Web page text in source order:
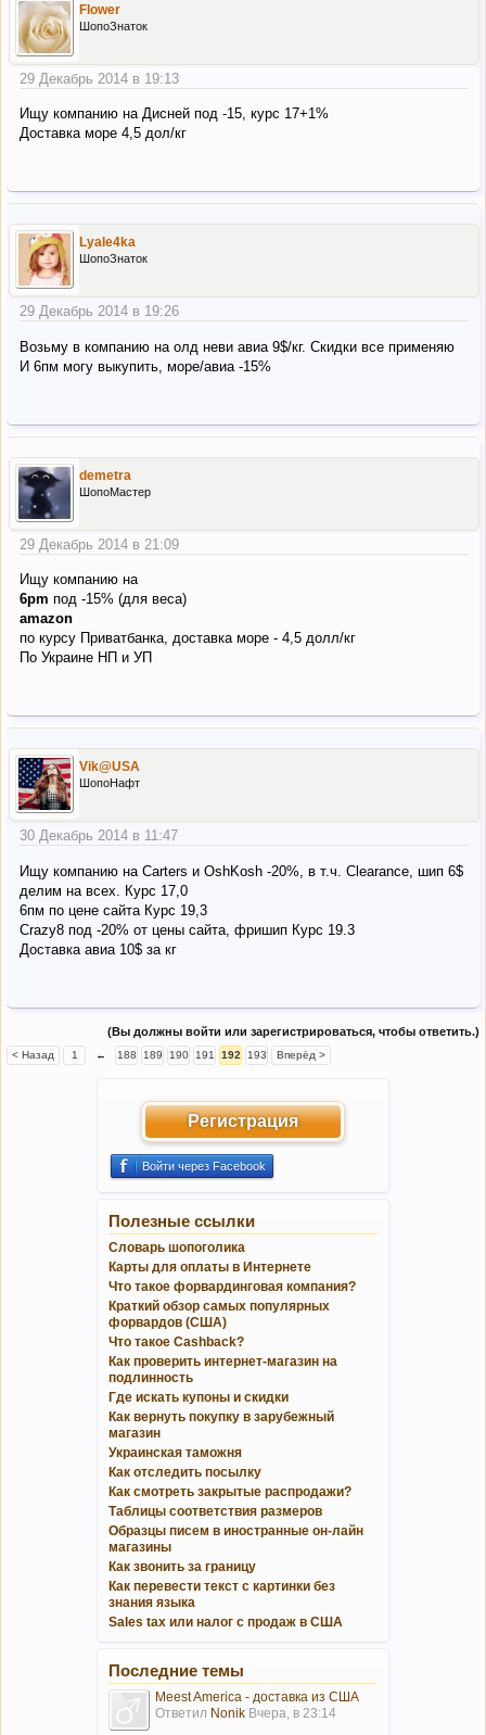
Flower
ШопоЗнаток
29 Декабрь 2014 в 19:13
Ищу компанию на Дисней под -15, курс 17+1%
Доставка море 4,5 дол/кг
Lyale4ka
ШопоЗнаток
29 Декабрь 2014 в 19:26
Возьму в компанию на олд неви авиа 9$/кг. Скидки все применяю
И 6пм могу выкупить, море/авиа -15%
demetra
ШопоМастер
29 Декабрь 2014 в 21:09
Ищу компанию на
6pm под -15% (для веса)
amazon
по курсу Приватбанка, доставка море - 4,5 долл/кг
По Украине НП и УП
Vik@USA
ШопоНафт
30 Декабрь 2014 в 11:47
Ищу компанию на Carters и OshKosh -20%, в т.ч. Clearance, шип 6$
делим на всех. Курс 17,0
6пм по цене сайта Курс 19,3
Сrazy8 под -20% от цены сайта, фришип Курс 19.3
Доставка авиа 10$ за кг
(Вы должны войти или зарегистрироваться, чтобы ответить.)
< Назад 1 ← 188 189 190 191 192 193 Вперёд >
Регистрация
Войти через Facebook
Полезные ссылки
Словарь шопоголика
Карты для оплаты в Интернете
Что такое форвардинговая компания?
Краткий обзор самых популярных
форвардов (США)
Что такое Cashback?
Как проверить интернет-магазин на
подлинность
Где искать купоны и скидки
Как вернуть покупку в зарубежный
магазин
Украинская таможня
Как отследить посылку
Как смотреть закрытые распродажи?
Таблицы соответствия размеров
Образцы писем в иностранные он-лайн
магазины
Как звонить за границу
Как перевести текст с картинки без
знания языка
Sales tax или налог с продаж в США
Последние темы
Meest America - доставка из США
Ответил Nonik Вчера, в 23:14